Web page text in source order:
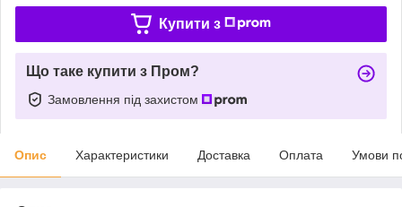
Купити з
Що таке купити з Пром?
Замовлення під захистом
Опис Характеристики Доставка Оплата Умови